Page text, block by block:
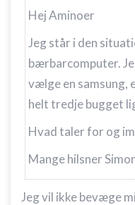
Hej Aminoer
Jeg står i den
bærbarcomputer.
vælge en samsung,
helt tredje bugget
Hvad taler for og
Mange hilsner
Jeg vil ikke bevæge